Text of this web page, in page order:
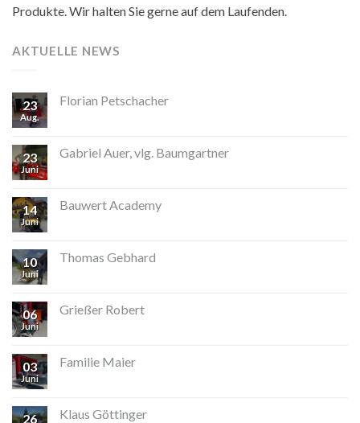
Produkte. Wir halten Sie gerne auf dem Laufenden.
AKTUELLE NEWS
23
Aug.
Florian Petschacher
23
Juni
Gabriel Auer, vlg. Baumgartner
14
Juni
Bauwert Academy
10
Juni
Thomas Gebhard
06
Juni
Grießer Robert
03
Juni
Familie Maier
26 Klaus Göttinger